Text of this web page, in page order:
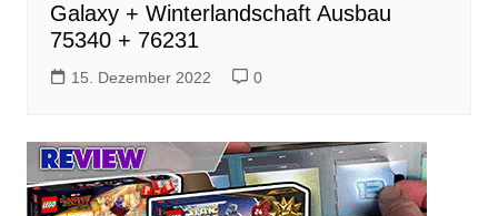
Galaxy + Winterlandschaft Ausbau
75340 + 76231
15. Dezember 2022 0